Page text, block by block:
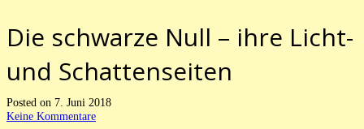
Die schwarze Null – ihre Licht-
und Schattenseiten
Posted on 7. Juni 2018
Keine Kommentare